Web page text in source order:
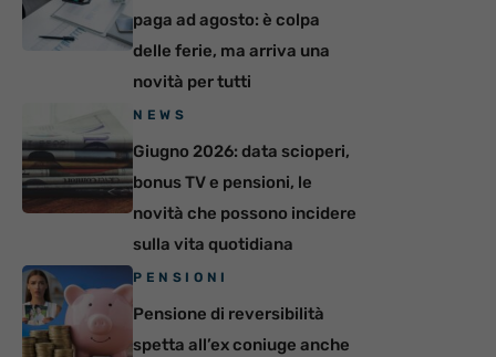
paga ad agosto: è colpa
delle ferie, ma arriva una
novità per tutti
NEWS
Giugno 2026: data scioperi,
bonus TV e pensioni, le
novità che possono incidere
sulla vita quotidiana
PENSIONI
Pensione di reversibilità
spetta all’ex coniuge anche